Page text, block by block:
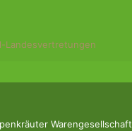
Landesvertretungen